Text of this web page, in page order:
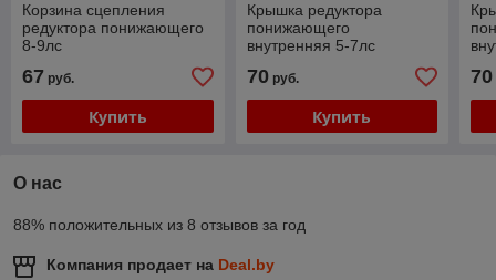
Корзина сцепления
редуктора понижающего
8-9лс
67 руб.
Купить
Крышка редуктора
понижающего
внутренняя 5-7лс
70руб.
Купить
70
О нас
88% положительных из 8 отзывов за год
Компания продает на Deal.by